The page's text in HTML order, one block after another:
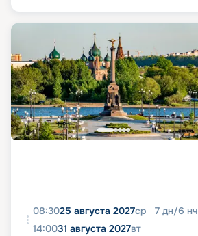
08:3025 августа 2027ср 7 дн/6 нч
14:0031 августа 2027вт